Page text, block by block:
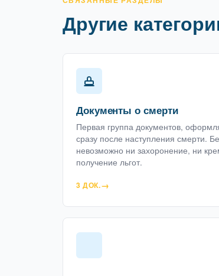
Другие
Документы о смерти
Первая группа документов,
сразу после наступления смерти.
невозможно ни захоронение, ни
получение льгот.
3 ДОК.